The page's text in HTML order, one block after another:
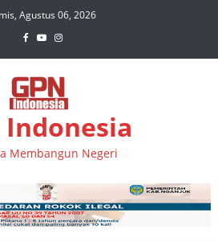
Agustus 06, 2026
Indonesia
Membangun Negeri